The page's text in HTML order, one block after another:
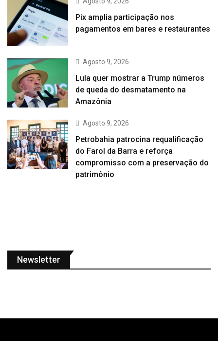
Pix amplia participação nos
pagamentos em bares e restaurantes
Agosto 9, 2026
Lula quer mostrar a Trump números
de queda do desmatamento na
Amazônia
Agosto 9, 2026
Petrobahia patrocina requalificação
do Farol da Barra e reforça
compromisso com a preservação do
patrimônio
Newsletter